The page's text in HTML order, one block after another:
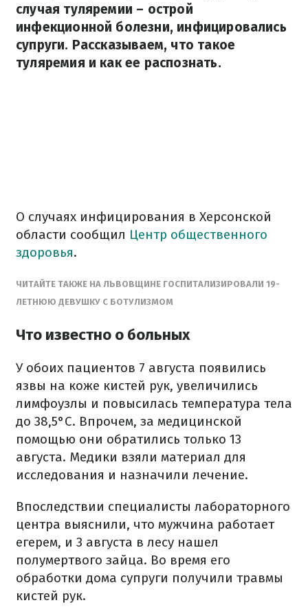
случая туляремии – острой
инфекционной болезни, инфицировались
супруги. Рассказываем, что такое
туляремия и как ее распознать.
О случаях инфицирования в Херсонской
области сообщил Центр общественного
здоровья.
ЧИТАЙТЕ ТАКЖЕ НА ЛЬВОВЩИНЕ ГОСПИТАЛИЗИРОВАЛИ 19-
ЛЕТНЮЮ ДЕВУШКУ С БОТУЛИЗМОМ
Что известно о больных
У обоих пациентов 7 августа появились
язвы на коже кистей рук, увеличились
лимфоузлы и повысилась температура тела
до 38,5°C. Впрочем, за медицинской
помощью они обратились только 13
августа. Медики взяли материал для
исследования и назначили лечение.
Впоследствии специалисты лабораторного
центра выяснили, что мужчина работает
егерем, и 3 августа в лесу нашел
полумертвого зайца. Во время его
обработки дома супруги получили травмы
кистей рук.